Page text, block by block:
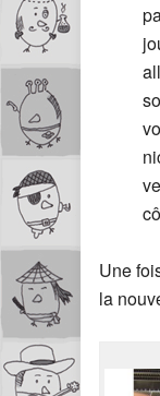
Une
la